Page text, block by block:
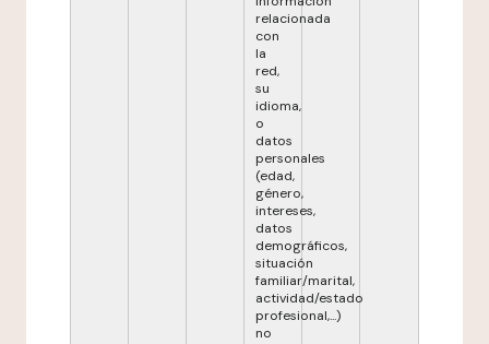
relacionada
con
la
red,
su
idioma,
o
datos
personales
(edad,
género,
intereses,
datos
demográficos,
situación
familiar/marital,
actividad/estado
profesional,...)
no